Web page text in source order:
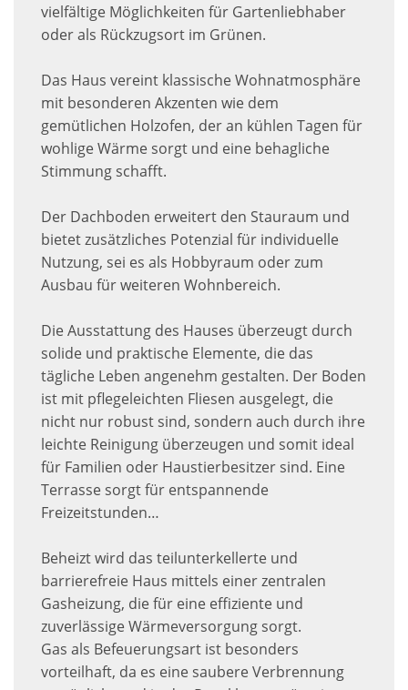
vielfältige Möglichkeiten für Gartenliebhaber
oder als Rückzugsort im Grünen.
Das Haus vereint klassische Wohnatmosphäre
mit besonderen Akzenten wie dem
gemütlichen Holzofen, der an kühlen Tagen für
wohlige Wärme sorgt und eine behagliche
Stimmung schafft.
Der Dachboden erweitert den Stauraum und
bietet zusätzliches Potenzial für individuelle
Nutzung, sei es als Hobbyraum oder zum
Ausbau für weiteren Wohnbereich.
Die Ausstattung des Hauses überzeugt durch
solide und praktische Elemente, die das
tägliche Leben angenehm gestalten. Der Boden
ist mit pflegeleichten Fliesen ausgelegt, die
nicht nur robust sind, sondern auch durch ihre
leichte Reinigung überzeugen und somit ideal
für Familien oder Haustierbesitzer sind. Eine
Terrasse sorgt für entspannende
Freizeitstunden…
Beheizt wird das teilunterkellerte und
barrierefreie Haus mittels einer zentralen
Gasheizung, die für eine effiziente und
zuverlässige Wärmeversorgung sorgt.
Gas als Befeuerungsart ist besonders
vorteilhaft, da es eine saubere Verbrennung